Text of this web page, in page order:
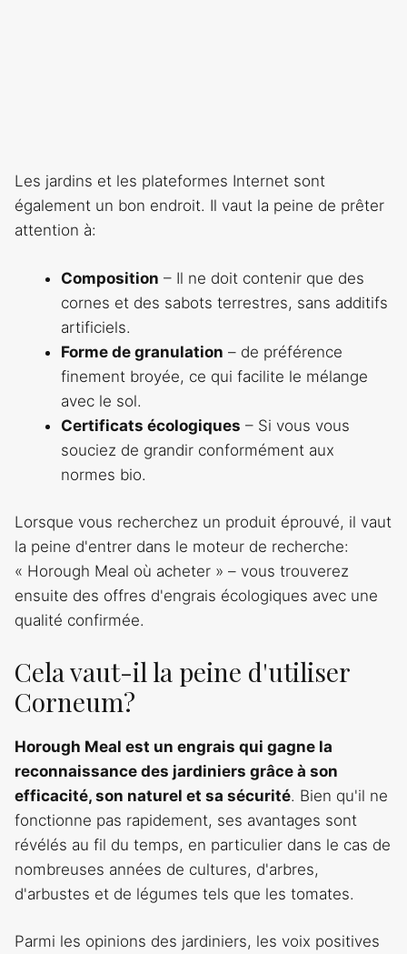
Les jardins et les plateformes Internet sont
également un bon endroit. Il vaut la peine de prêter
attention à:
Composition – Il ne doit contenir que des
cornes et des sabots terrestres, sans additifs
artificiels.
Forme de granulation – de préférence
finement broyée, ce qui facilite le mélange
avec le sol.
Certificats écologiques – Si vous vous
souciez de grandir conformément aux
normes bio.
Lorsque vous recherchez un produit éprouvé, il vaut
la peine d'entrer dans le moteur de recherche:
« Horough Meal où acheter » – vous trouverez
ensuite des offres d'engrais écologiques avec une
qualité confirmée.
Cela vaut-il la peine d'utiliser
Corneum?
Horough Meal est un engrais qui gagne la
reconnaissance des jardiniers grâce à son
efficacité, son naturel et sa sécurité. Bien qu'il ne
fonctionne pas rapidement, ses avantages sont
révélés au fil du temps, en particulier dans le cas de
nombreuses années de cultures, d'arbres,
d'arbustes et de légumes tels que les tomates.
Parmi les opinions des jardiniers, les voix positives